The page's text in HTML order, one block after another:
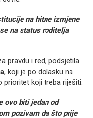
na hitne izmjene
na status roditelja
pravdu i red, podsjetila
, koji je po dolasku na
prioritet koji treba riješiti.
ovo biti jedan od
pozivam da što prije